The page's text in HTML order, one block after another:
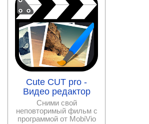
Cute CUT pro -
Видео редактор
Сними свой
неповторимый фильм с
программой от MobiVio